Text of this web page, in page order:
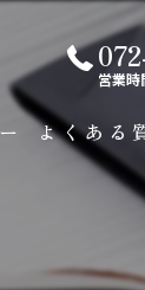
営業時
よくある